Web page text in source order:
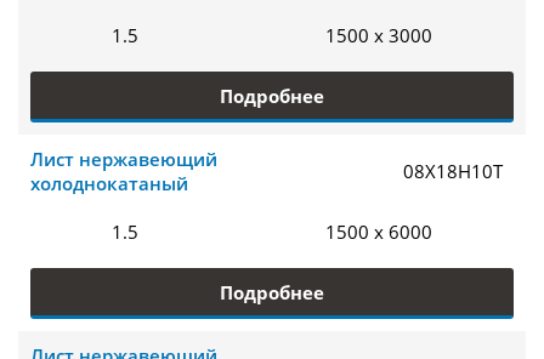
1.5 1500 x 3000
Подробнее
Лист нержавеющий
холоднокатаный
08Х18Н10Т
1.5 1500 x 6000
Подробнее